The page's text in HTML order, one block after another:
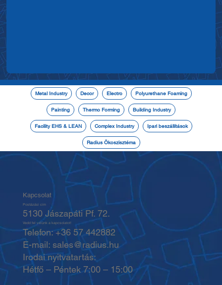
Metal Industry Decor Electro Polyurethane Foaming
Painting Thermo Forming Building Industry
Facility EHS & LEAN Complex Industry Ipari beszállítások
Radius Ökoszisztéma
Kapcsolat
Postázási cím
5130 Jászapáti Pf. 72.
Vedd fel velünk a kapcsolatot!
Telefon: +36 57 442882
E-mail: sales@radius.hu
Irodai nyitvatartás:
Hétfő – Péntek 7:00 – 15:00